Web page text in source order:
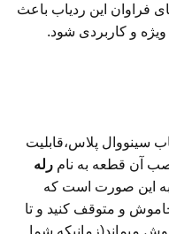
فراوان این ردیاب باعث
و کاربردی شود.
سینووال پلاس،قابلیت
آن قطعه به نام رله
این صورت است که
و متوقف کنید و تا
میماند(زمانیکه شما